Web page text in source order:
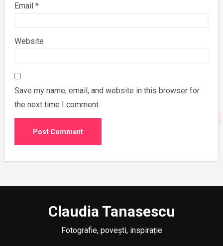
Email*
Website
Save my name, email, and website in this browser for
the next time I comment.
Claudia Tanasescu
Fotografie, povești, inspirație